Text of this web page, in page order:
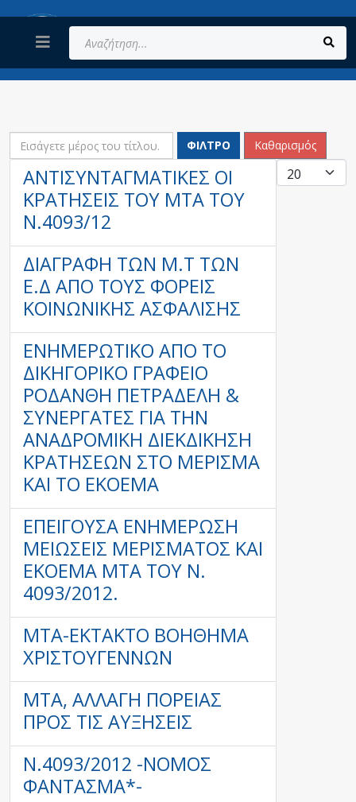
Αναζήτηση...
ΕΙΣΆΓΕΤΕ ΜΈΡΟΣ ΤΟΥ ΤΊΤΛΟΥ.
ΦΊΛΤΡΟ Καθαρισμός
ΑΝΤΙΣΥΝΤΑΓΜΑΤΙΚΕΣ ΟΙ
ΚΡΑΤΗΣΕΙΣ ΤΟΥ ΜΤΑ ΤΟΥ
Ν.4093/12
ΔΙΑΓΡΑΦΉ ΤΩΝ Μ.Τ ΤΩΝ
Ε.Δ ΑΠΌ ΤΟΥΣ ΦΟΡΕΊΣ
ΚΟΙΝΩΝΙΚΉΣ ΑΣΦΆΛΙΣΗΣ
ΕΝΗΜΕΡΩΤΙΚΌ ΑΠΟ ΤΟ
ΔΙΚΗΓΟΡΙΚΌ ΓΡΑΦΕΊΟ
ΡΟΔΆΝΘΗ ΠΕΤΡΑΔΈΛΗ &
ΣΥΝΕΡΓΆΤΕΣ ΓΙΑ ΤΗΝ
ΑΝΑΔΡΟΜΙΚΉ ΔΙΕΚΔΊΚΗΣΗ
ΚΡΑΤΉΣΕΩΝ ΣΤΟ ΜΈΡΙΣΜΑ
ΚΑΙ ΤΟ ΕΚΟΕΜΑ
ΕΠΕΙΓΟΥΣΑ ΕΝΗΜΕΡΩΣΗ
ΜΕΙΩΣΕΙΣ ΜΕΡΙΣΜΑΤΟΣ ΚΑΙ
ΕΚΟΕΜΑ ΜΤΑ ΤΟΥ Ν.
4093/2012.
ΜΤΑ-ΕΚΤΑΚΤΟ ΒΟΗΘΗΜΑ
ΧΡΙΣΤΟΥΓΕΝΝΩΝ
ΜΤΑ, ΑΛΛΑΓΉ ΠΟΡΕΊΑΣ
ΠΡΟΣ ΤΙΣ ΑΥΞΉΣΕΙΣ
Ν.4093/2012 -ΝΌΜΟΣ
ΦΆΝΤΑΣΜΑ*-